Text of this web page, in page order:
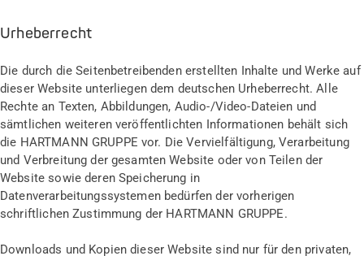
Urheberrecht
Die durch die Seitenbetreibenden erstellten Inhalte und Werke auf
dieser Website unterliegen dem deutschen Urheberrecht. Alle
Rechte an Texten, Abbildungen, Audio-/Video-Dateien und
sämtlichen weiteren veröffentlichten Informationen behält sich
die HARTMANN GRUPPE vor. Die Vervielfältigung, Verarbeitung
und Verbreitung der gesamten Website oder von Teilen der
Website sowie deren Speicherung in
Datenverarbeitungssystemen bedürfen der vorherigen
schriftlichen Zustimmung der HARTMANN GRUPPE.
Downloads und Kopien dieser Website sind nur für den privaten,